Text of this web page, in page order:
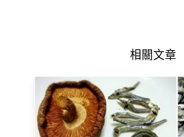
相關文章